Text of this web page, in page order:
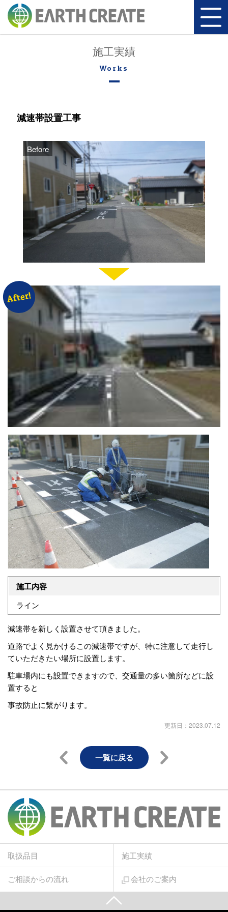
施工実績
減速帯設置工事
施工内容
ライン
減速帯を新しく設置させて頂きました。
道路でよく見かけるこの減速帯ですが、特に注意して走行し
ていただきたい場所に設置します。
駐車場内にも設置できますので、交通量の多い箇所などに設
置すると
事故防止に繋がります。
更新日：2023.07.12
一覧に戻る
取扱品目 施工実績
ご相談からの流れ 会社のご案内